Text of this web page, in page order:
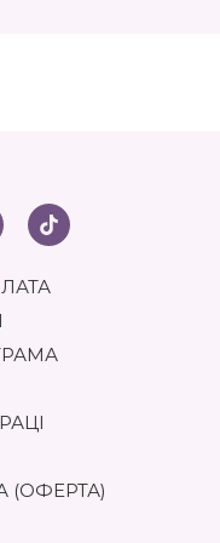
добре підходять
забезпечують
ВИБРАТИ?
враховувати
(ОФЕРТА)